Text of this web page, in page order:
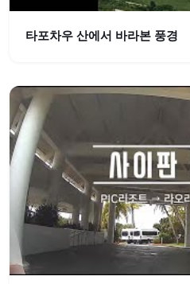
타포차우 산에서 바라본 풍경